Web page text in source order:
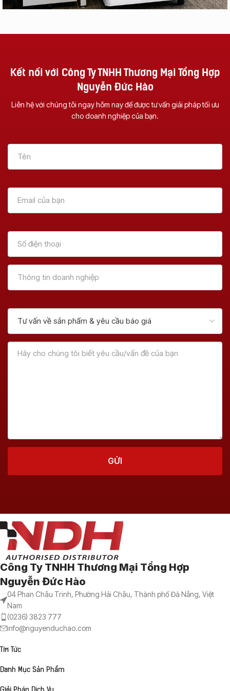
Kết nối với Công Ty TNHH Thương Mại Tổng Hợp
Nguyễn Đức Hào
Liên hệ với chúng tôi ngay hôm nay để được tư vấn giải pháp tối ưu
cho doanh nghiệp của bạn.
Công Ty TNHH Thương Mại Tổng Hợp
Nguyễn Đức Hào
04 Phan Châu Trinh, Phường Hải Châu, Thành phố Đà Nẵng, Việt
Nam
(0236) 3823 777
info@nguyenduchao.com
Tin Tức
Danh Mục Sản Phẩm
Giải Pháp Dịch Vụ